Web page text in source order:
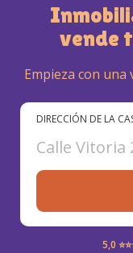
BURGOS
vende
Empieza con
DIRECCIÓN DE LA
Calle Vitoria
5,0